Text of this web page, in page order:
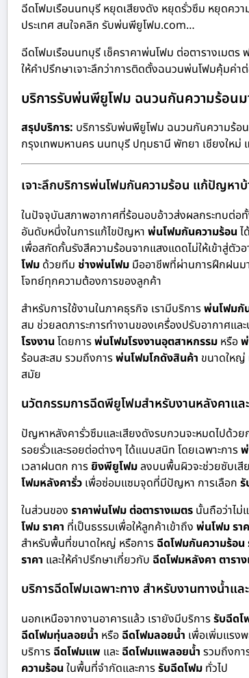
ฉีดโฟมเรือนนทบุรี หยุดเสียงดัง หยุดรั่วซึม หยุดค
ประเทศ สนใจคลิก รับพ่นพียูโฟม.com…
ฉีดโฟมเรือนนทบุรี เช็คราคาพ่นโฟม ต่อตารางเมต
ให้คำปรึกษาเจาะลึกว่าการติดตั้งฉนวนพ่นโฟมคุ้มค่า
บริการรับพ่นพียูโฟม ฉนวนกันความร้อน
สรุปบริการ: บริการรับพ่นพียูโฟม ฉนวนกันความร้
กรุงเทพมหานคร นนทบุรี ปทุมธานี พัทยา เชียงใหม่
เจาะลึกบริการพ่นโฟมกันความร้อน แก้ปัญหา
ในปัจจุบันสภาพอากาศที่ร้อนอบอ้าวส่งผลกระทบต่อ
อันดับหนึ่งในการแก้ไขปัญหา พ่นโฟมกันความร้อน ไ
เพื่อสกัดกั้นรังสีความร้อนจากแสงแดดไม่ให้เข้าสู่ตัวอ
โฟม ด้วยทีม ช่างพ่นโฟม มืออาชีพที่ผ่านการฝึกฝนม
โจทย์ทุกความต้องการของลูกค้า
สำหรับการใช้งานในภาคธุรกิจ เรามีบริการพ่นโฟมกั
สม ช่วยลดภาระการทำงานของเครื่องปรับอากาศแล
โรงงาน โดยการพ่นโฟมโรงงานอุตสาหกรรม หรือ
ร้อนสะสม รวมถึงการพ่นโฟมโกดังสินค้า ขนาดใหญ่
สมัย
นวัตกรรมการฉีดพียูโฟมสำหรับงานหลังคาแล
ปัญหาหลังคารั่วซึมและเสียงดังรบกวนจะหมดไปด้วย
รอยรั่วและรอยต่อต่างๆ ได้แนบสนิท โดยเฉพาะการ
เวลาฝนตก การยิงพียูโฟมลงบนพื้นผิวจะช่วยซับเสี
โฟมหลังคารั่ว เพื่อซ่อมแซมจุดที่มีปัญหา การเลือก
ในส่วนของ ราคาพ่นโฟม ต่อตารางเมตร นั้นถือว่าไม่
โฟม ราคา ที่เป็นธรรมเพื่อให้ลูกค้าเข้าถึง พ่นโฟม รา
สำหรับพื้นที่ขนาดใหญ่ หรือการ ฉีดโฟมกันความร้อน
ราคา และให้คำปรึกษาเกี่ยวกับ ฉีดโฟมหลังคา ตาราง
บริการฉีดโฟมเฉพาะทาง สำหรับงานทางน้ำแ
นอกเหนือจากงานอาคารแล้ว เรายังมีบริการรับฉีดโ
ฉีดโฟมทุ่นลอยน้ำ หรือ ฉีดโฟมลอยน้ำ เพื่อเพิ่มแรง
บริการ ฉีดโฟมแพ และ ฉีดโฟมแพลอยน้ำ รวมถึงกา
ความร้อน ในพื้นที่จำกัดและการรับฉีดโฟม ทั่วไป